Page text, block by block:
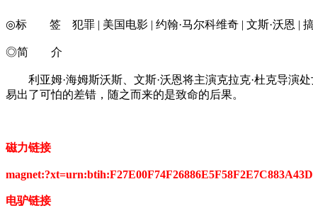
◎标 签 犯罪 | 美国电影 | 约翰·马尔科维奇 | 文斯·沃恩 | 搞
◎简 介
利亚姆·海姆斯沃斯、文斯·沃恩将主演克拉克·杜克导演
易出了可怕的差错，随之而来的是致命的后果。
磁力链接
电驴链接